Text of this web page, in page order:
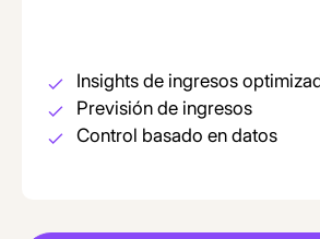
Insights de ingresos
Previsión de ingresos
Control basado en datos